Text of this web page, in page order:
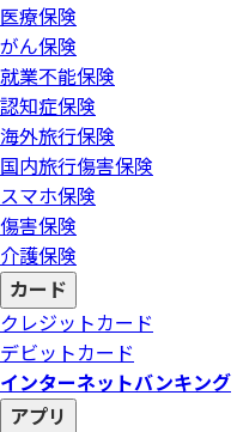
医療保険
がん保険
就業不能保険
認知症保険
海外旅行保険
国内旅行傷害保険
スマホ保険
傷害保険
介護保険
カード
クレジットカード
デビットカード
インターネットバンキング
アプリ